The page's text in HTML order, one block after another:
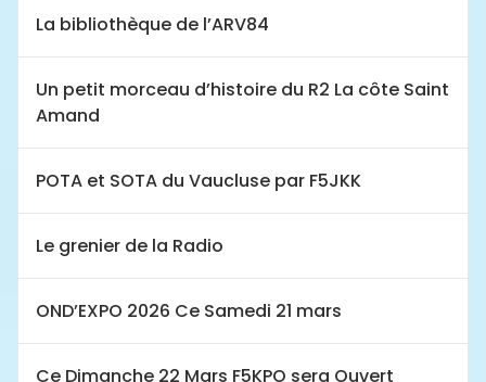
La bibliothèque de l’ARV84
Un petit morceau d’histoire du R2 La côte Saint
Amand
POTA et SOTA du Vaucluse par F5JKK
Le grenier de la Radio
OND’EXPO 2026 Ce Samedi 21 mars
Ce Dimanche 22 Mars F5KPO sera Ouvert